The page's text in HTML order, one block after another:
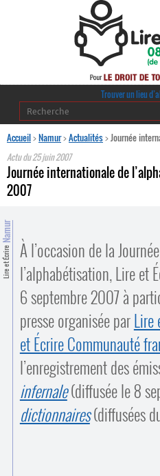
Trouver un lieu
Accueil>Namur>Actualités>Journée
Actu du25 juin 2007
Journée internationale de
2007
Lire et Écrire
Namur
À l’occasion de la
l’alphabétisation, Lire et
6 septembre 2007 à
presse organisée parLire
et Écrire Communauté
l’enregistrement des
infernale(diffusée le 8
dictionnaires(diffusées